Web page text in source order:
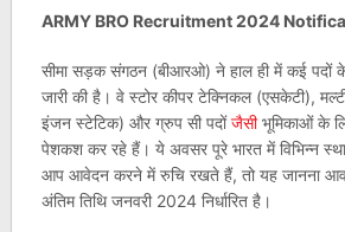
ARMY BRO Recruitment 2024
सीमा सड़क संगठन (बीआरओ) ने हाल ही में कई पदों के
जारी की है। वे स्टोर कीपर टेक्निकल (एसकेटी),
इंजन स्टेटिक) और ग्रुप सी पदोंजैसीभूमिकाओं के
पेशकश कर रहे हैं। ये अवसर पूरे भारत में विभिन्न
आप आवेदन करने में रुचि रखते हैं, तो यह जानना
अंतिम तिथि जनवरी 2024 निर्धारित है।